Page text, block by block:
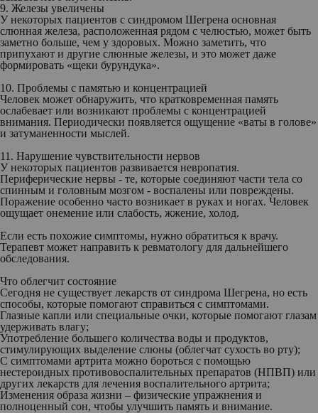
9. Железы увеличены
У некоторых пациентов с синдромом Шегрена основная
слюнная железа, расположенная рядом с челюстью, может быть
заметно больше, чем у здоровых. Можно заметить, что
припухают и другие слюнные железы, и это может даже
формировать «щеки бурундука».
10. Проблемы с памятью и концентрацией
Человек может обнаружить, что кратковременная память
ослабевает или возникают проблемы с концентрацией
внимания. Периодически появляется ощущение «ваты в голове»
и затуманенности мыслей.
11. Нарушение чувствительности нервов
У некоторых пациентов развивается невропатия.
Периферические нервы - те, которые соединяют части тела со
спинным и головным мозгом - воспалены или повреждены.
Поражение особенно часто возникает в руках и ногах. Человек
ощущает онемение или слабость, жжение, холод.
Если есть похожие симптомы, нужно обратиться к врачу.
Терапевт может направить к ревматологу для дальнейшего
обследования.
Что облегчит состояние
Сегодня не существует лекарств от синдрома Шегрена, но есть
способы, которые помогают справиться с симптомами.
Глазные капли или специальные очки, которые помогают глазам
удерживать влагу;
Употребление большего количества воды и продуктов,
стимулирующих выделение слюны (облегчат сухость во рту);
С симптомами артрита можно бороться с помощью
нестероидных противовоспалительных препаратов (НПВП) или
других лекарств для лечения воспалительного артрита;
Изменения образа жизни – физические упражнения и
полноценный сон, чтобы улучшить память и внимание.